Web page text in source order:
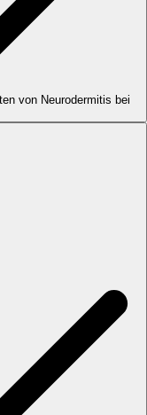
von Neurodermitis bei